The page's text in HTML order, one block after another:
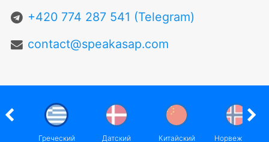
+420 774 287 541 (Telegram)
contact@speakasap.com
Греческий Датский Китайский Норвежский